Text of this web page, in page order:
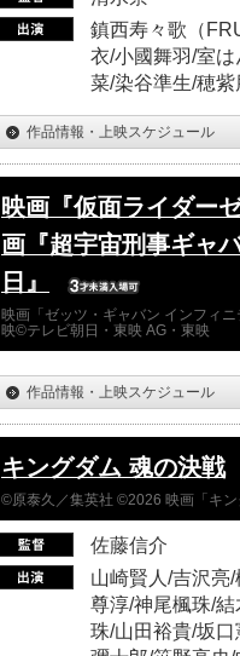
鎮西寿々歌（
衣/小國舞羽/室
菜/染谷準生/穂
作品情報・上映スケジュール
映画『仮面ライダー
画『超宇宙刑事ギャ
日』
映画「ゼッツ・ギャバン インフィ
映©テレビ朝日・東映 AG・東映
作品情報・上映スケジュール
キングダム 魂の決戦
©原泰久／集英社 ©2026 映画「キ
佐藤信介
山崎賢人/吉沢亮
尊淳/神尾楓珠/
珠/山田裕貴/坂